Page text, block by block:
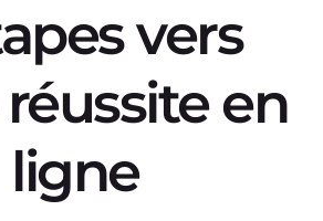
vers
en
ligne